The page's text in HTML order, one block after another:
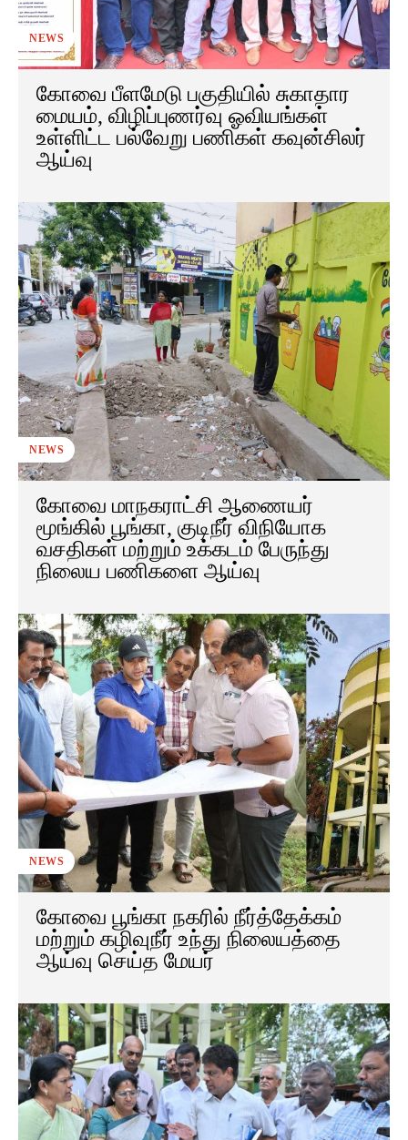
NEWS
கோவை பீளமேடு பகுதியில் சுகாதார
மையம், விழிப்புணர்வு ஓவியங்கள்
உள்ளிட்ட பல்வேறு பணிகள் கவுன்சிலர்
ஆய்வு
NEWS
கோவை மாநகராட்சி ஆணையர்
மூங்கில் பூங்கா, குடிநீர் விநியோக
வசதிகள் மற்றும் உக்கடம் பேருந்து
நிலைய பணிகளை ஆய்வு
NEWS
கோவை பூங்கா நகரில் நீர்த்தேக்கம்
மற்றும் கழிவுநீர் உந்து நிலையத்தை
ஆய்வு செய்த மேயர்